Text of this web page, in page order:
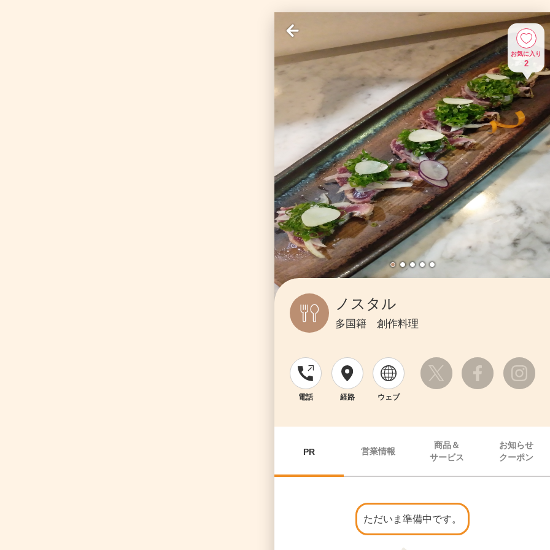
お気に入り
2
ノスタル
多国籍 創作料理
電話 経路 ウェブ
PR 営業情報
商品＆
サービス
お知らせ
クーポン
ただいま準備中です。